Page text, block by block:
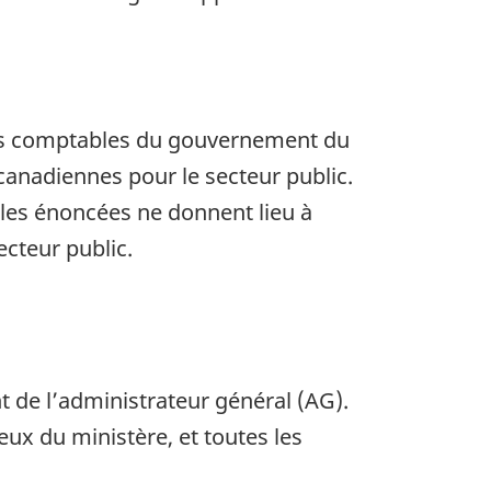
comptables du gouvernement du
pour le secteur public.
énoncées ne donnent lieu à
public.
l’administrateur général (AG).
du ministère, et toutes les